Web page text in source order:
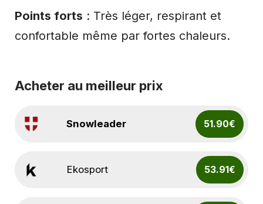
Points forts : Très léger, respirant et
confortable même par fortes chaleurs.
Acheter au meilleur prix
Snowleader 51.90€
Ekosport 53.91€